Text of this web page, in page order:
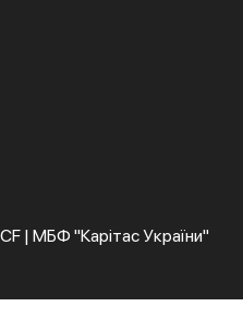
| МБФ "Карітас України"